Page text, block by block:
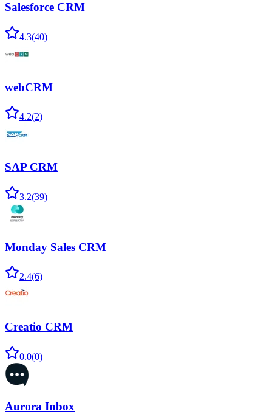
Salesforce CRM
4.3(40)
webCRM
4.2(2)
SAP CRM
3.2(39)
Monday Sales CRM
2.4(6)
Creatio CRM
0.0(0)
Aurora Inbox